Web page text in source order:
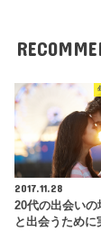
2017.11.28
20代の出会い
と出会うために